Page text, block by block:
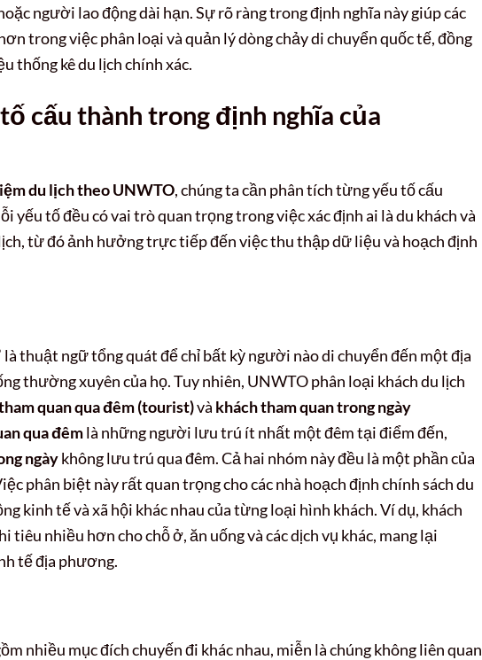
người lao động dài hạn. Sự rõ ràng trong định nghĩa này giúp các
trong việc phân loại và quản lý dòng chảy di chuyển quốc tế, đồng
thống kê du lịch chính xác.
cấu thành trong định nghĩa của
du lịch theo UNWTO, chúng ta cần phân tích từng yếu tố cấu
yếu tố đều có vai trò quan trọng trong việc xác định ai là du khách và
từ đó ảnh hưởng trực tiếp đến việc thu thập dữ liệu và hoạch định
là thuật ngữ tổng quát để chỉ bất kỳ người nào di chuyển đến một địa
thường xuyên của họ. Tuy nhiên, UNWTO phân loại khách du lịch
quan qua đêm (tourist)và khách tham quan trong ngày
qua đêmlà những người lưu trú ít nhất một đêm tại điểm đến,
ngàykhông lưu trú qua đêm. Cả hai nhóm này đều là một phần của
phân biệt này rất quan trọng cho các nhà hoạch định chính sách du
kinh tế và xã hội khác nhau của từng loại hình khách. Ví dụ, khách
tiêu nhiều hơn cho chỗ ở, ăn uống và các dịch vụ khác, mang lại
tế địa phương.
nhiều mục đích chuyến đi khác nhau, miễn là chúng không liên quan